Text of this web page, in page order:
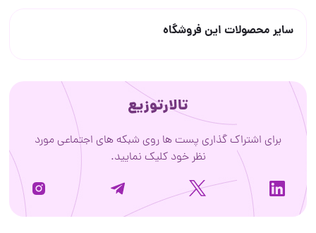
سایر محصولات این فروشگاه
تالارتوزیع
برای اشتراک گذاری پست ها روی شبکه های اجتماعی مورد
نظر خود کلیک نمایید.